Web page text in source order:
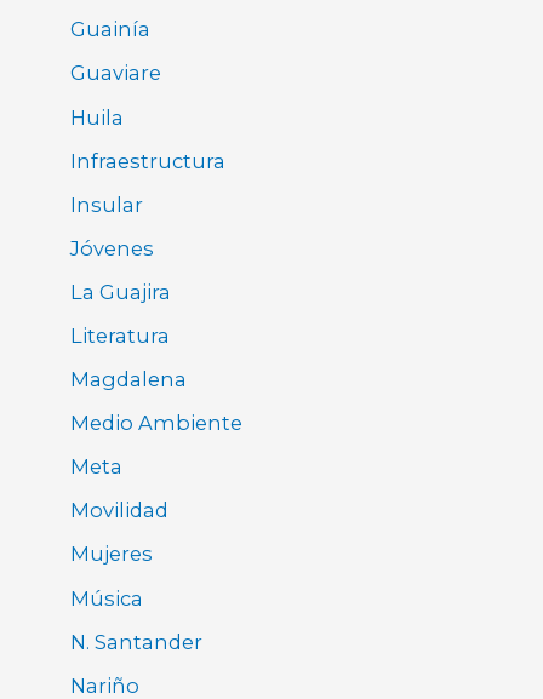
Guainía
Guaviare
Huila
Infraestructura
Insular
Jóvenes
La Guajira
Literatura
Magdalena
Medio Ambiente
Meta
Movilidad
Mujeres
Música
N. Santander
Nariño